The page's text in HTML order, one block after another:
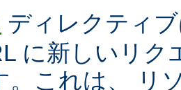
ディレクティ
に新しいリク
。これは、 リ